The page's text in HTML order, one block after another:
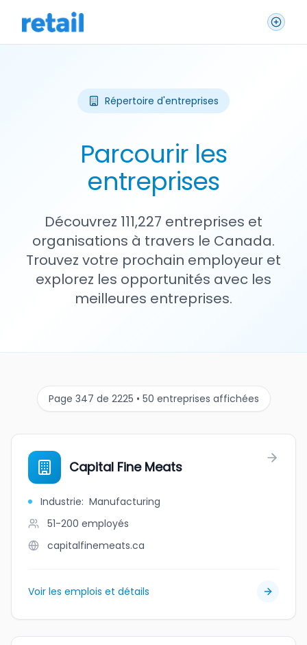
Répertoire d'entreprises
Parcourir les
entreprises
Découvrez 111,227 entreprises et
organisations à travers le Canada.
Trouvez votre prochain employeur et
explorez les opportunités avec les
meilleures entreprises.
Page 347 de 2225 • 50 entreprises affichées
Capital Fine Meats
Industrie: Manufacturing
51-200 employés
capitalfinemeats.ca
Voir les emplois et détails